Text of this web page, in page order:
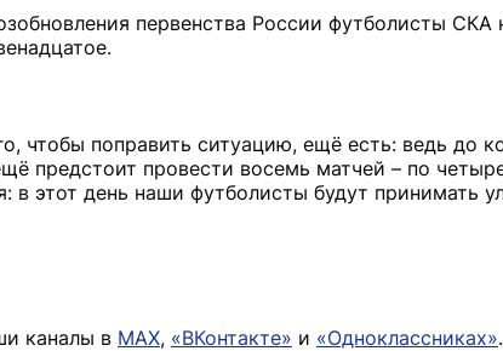
первенства России футболисты
чтобы поправить ситуацию, ещё есть: ведь до
предстоит провести восемь матчей – по
в этот день наши футболисты будут принимать
каналы в MAX, «ВКонтакте» и «Одноклассниках».